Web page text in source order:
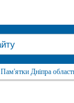
Пам'ятки Дніпра